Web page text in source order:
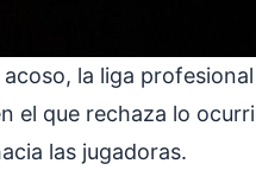
la liga
el que rechaza lo
las jugadoras.